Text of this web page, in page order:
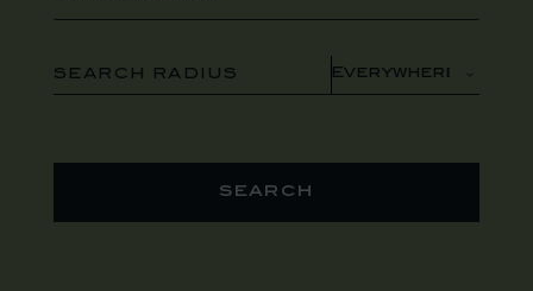
SEARCH RADIUS
search